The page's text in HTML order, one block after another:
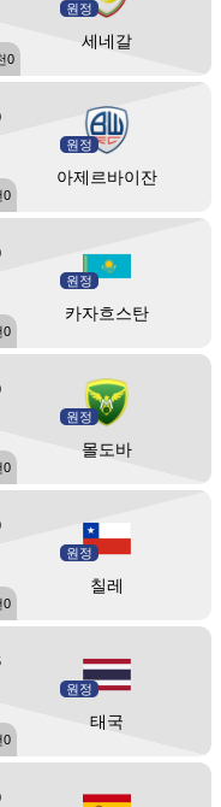
원정
세네갈
0
원정
아제르바이잔
0
원정
카자흐스탄
0
원정
몰도바
0
원정
칠레
0
원정
태국
0